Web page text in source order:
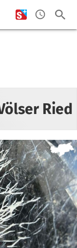
Ried